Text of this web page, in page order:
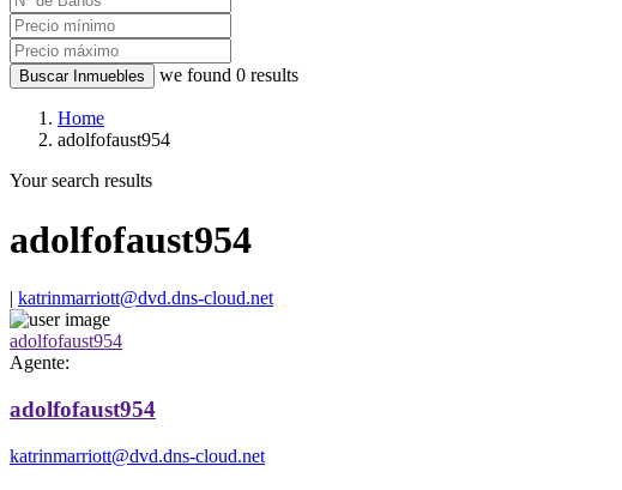
Buscar Inmuebles we found 0 results
Home
adolfofaust954
Your search results
adolfofaust954
| katrinmarriott@dvd.dns-cloud.net
adolfofaust954
Agente:
adolfofaust954
katrinmarriott@dvd.dns-cloud.net